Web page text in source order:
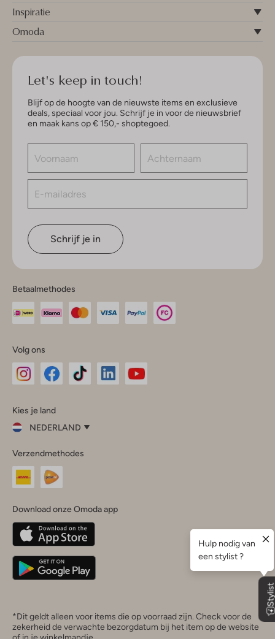
Inspiratie
Omoda
Let's keep in touch!
Blijf op de hoogte van de nieuwste items en exclusieve
deals, speciaal voor jou. Schrijf je in voor de nieuwsbrief
en maak kans op € 150,- shoptegoed.
Schrijf je in
Betaalmethodes
Volg ons
InstagramFacebook
Kies je land
NEDERLAND
je
land
Nederland
Belgique(Français)
Deutschland
Verzendmethodes
Download onze Omoda app
*Dit geldt alleen voor items die op voorraad zijn. Check voor de
zekerheid de verwachte bezorgdatum bij het item op de website